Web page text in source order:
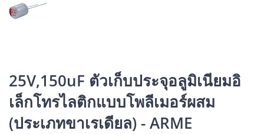
25V,150uF ตัวเก็บประจุอลูมิเนียมอิ
เล็กโทรไลติกแบบโพลีเมอร์ผสม
(ประเภทขาเรเดียล) - ARME